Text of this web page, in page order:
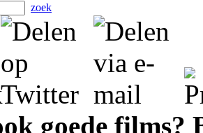
zoek
goede films?